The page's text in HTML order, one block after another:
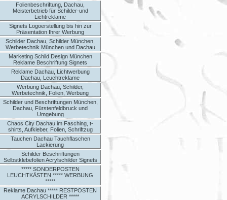
Folienbeschriftung, Dachau,
Meisterbetrieb für Schilder-und
Lichtreklame
Signets Logoerstellung bis hin zur
Präsentation Ihrer Werbung
Schilder Dachau, Schilder München,
Werbetechnik München und Dachau
Marketing Schild Design München
Reklame Beschriftung Signets
Reklame Dachau, Lichtwerbung
Dachau, Leuchtreklame
Werbung Dachau, Schilder,
Werbetechnik, Folien, Werbung
Schilder und Beschriftungen München,
Dachau, Fürstenfeldbruck und
Umgebung
Chaos City Dachau im Fasching, t-
shirts, Aufkleber, Folien, Schriftzug
Tauchen Dachau Tauchflaschen
Lackierung
Schilder Beschriftungen
Selbstklebefolien Acrylschilder Signets
***** SONDERPOSTEN
LEUCHTKÄSTEN ***** WERBUNG
*****
Reklame Dachau ***** RESTPOSTEN
ACRYLSCHILDER *****